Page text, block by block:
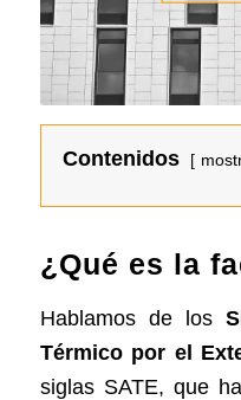
Contenidos
¿Qué es la
Hablamos de los
Térmico por el
siglas SATE, que